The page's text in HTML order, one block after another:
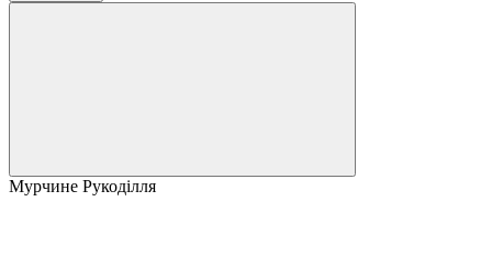
Мурчине Рукоділля